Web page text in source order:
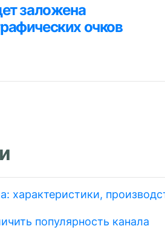
заложена
очков
характеристики,
популярность канала